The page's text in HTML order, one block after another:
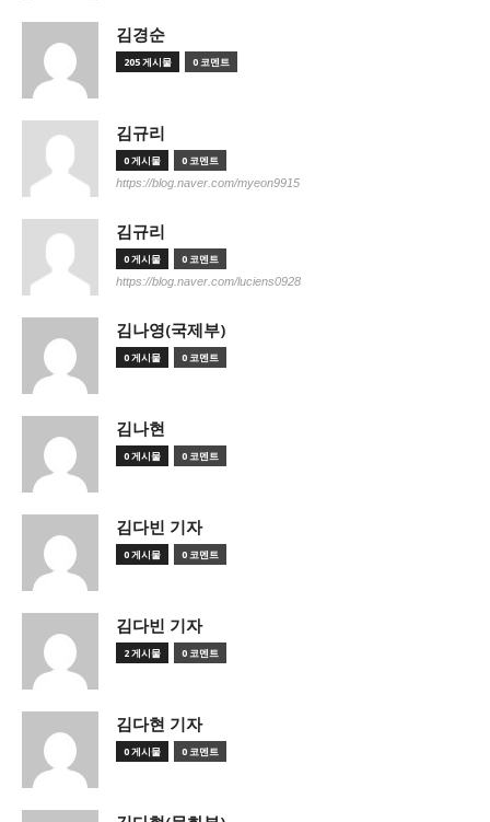
김경순
205 게시물 0 코멘트
김규리
0 게시물 0 코멘트
https://blog.naver.com/myeon9915
김규리
0 게시물 0 코멘트
https://blog.naver.com/luciens0928
김나영(국제부)
0 게시물 0 코멘트
김나현
0 게시물 0 코멘트
김다빈 기자
0 게시물 0 코멘트
김다빈 기자
2 게시물 0 코멘트
김다현 기자
0 게시물 0 코멘트